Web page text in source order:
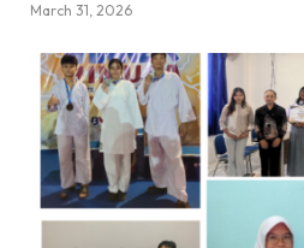
March 31, 2026